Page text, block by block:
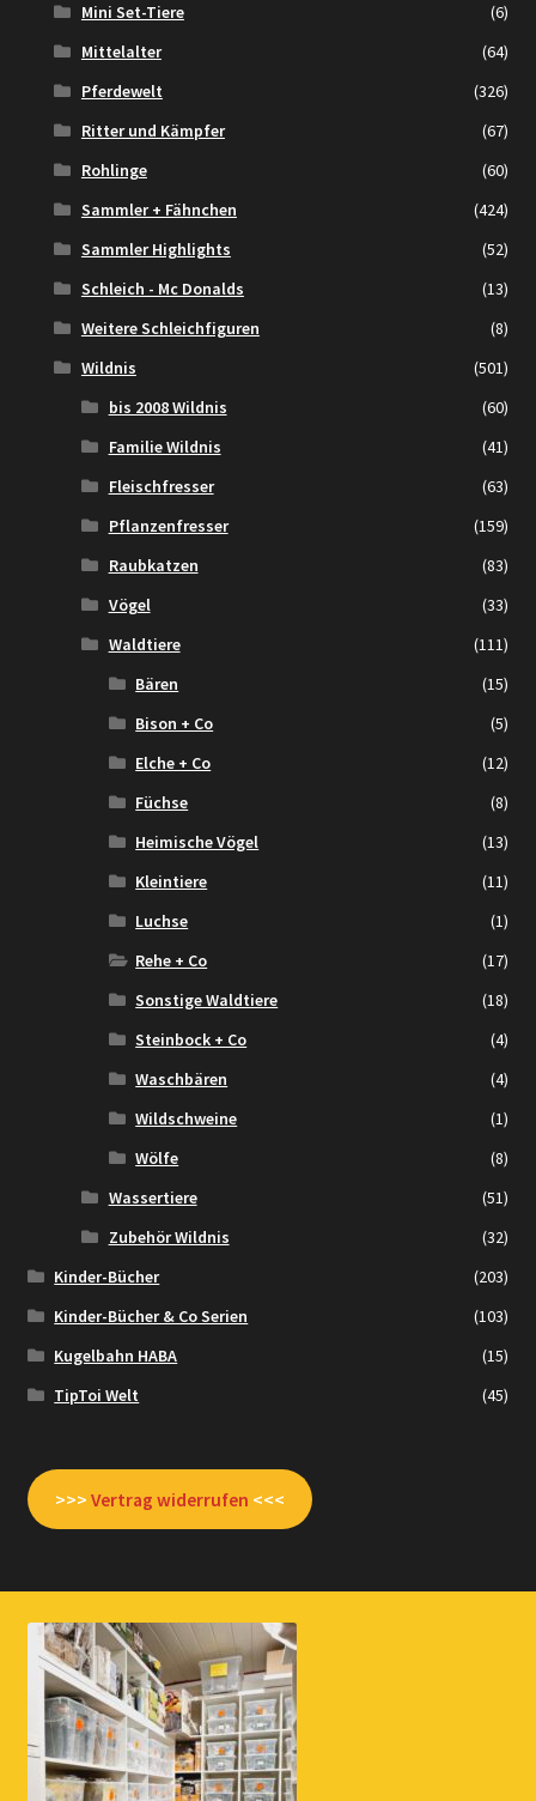
Mini Set-Tiere
(6)
Mittelalter
(64)
Pferdewelt
(326)
Ritter und Kämpfer
(67)
Rohlinge
(60)
Sammler + Fähnchen
(424)
Sammler Highlights
(52)
Schleich - Mc Donalds
(13)
Weitere Schleichfiguren
(8)
Wildnis
(501)
bis 2008 Wildnis
(60)
Familie Wildnis
(41)
Fleischfresser
(63)
Pflanzenfresser
(159)
Raubkatzen
(83)
Vögel
(33)
Waldtiere
(111)
Bären
(15)
Bison + Co
(5)
Elche + Co
(12)
Füchse
(8)
Heimische Vögel
(13)
Kleintiere
(11)
Luchse
(1)
Rehe + Co
(17)
Sonstige Waldtiere
(18)
Steinbock + Co
(4)
Waschbären
(4)
Wildschweine
(1)
Wölfe
(8)
Wassertiere
(51)
Zubehör Wildnis
(32)
Kinder-Bücher
(203)
Kinder-Bücher & Co Serien
(103)
Kugelbahn HABA
(15)
TipToi Welt
(45)
>>> Vertrag widerrufen <<<